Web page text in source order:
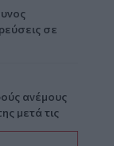
σε
ανέμους
μετά τις